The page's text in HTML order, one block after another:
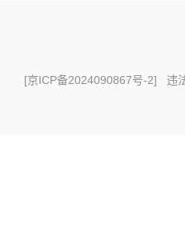
[京ICP备2024090867号-2] 违